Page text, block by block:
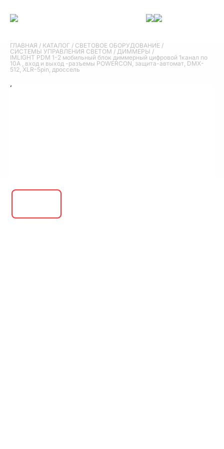
ГЛАВНАЯ / КАТАЛОГ / СВЕТОВОЕ ОБОРУДОВАНИЕ /
СИСТЕМЫ УПРАВЛЕНИЯ СВЕТОМ / ДИММЕРЫ /
IMLIGHT PDM 1-2 мобильный блок диммерный цифровой 1канал по
10А , вход и выход -разъемы POWERCON, защита-автомат, DMX-
512, XLR-5pin, дроссель
IMLIGHT PDM 1-2 мобильный блок